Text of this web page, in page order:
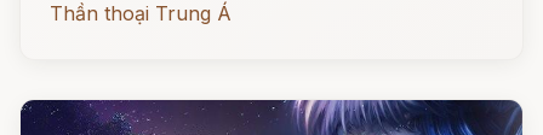
Thần thoại Trung Á